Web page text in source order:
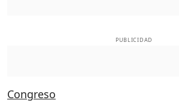
PUBLICIDAD
Congreso